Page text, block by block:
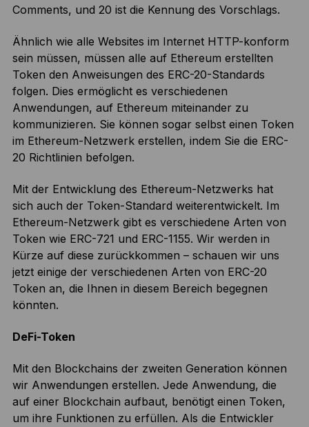
Comments, und 20 ist die Kennung des Vorschlags.
Ähnlich wie alle Websites im Internet HTTP-konform
sein müssen, müssen alle auf Ethereum erstellten
Token den Anweisungen des ERC-20-Standards
folgen. Dies ermöglicht es verschiedenen
Anwendungen, auf Ethereum miteinander zu
kommunizieren. Sie können sogar selbst einen Token
im Ethereum-Netzwerk erstellen, indem Sie die ERC-
20 Richtlinien befolgen.
Mit der Entwicklung des Ethereum-Netzwerks hat
sich auch der Token-Standard weiterentwickelt. Im
Ethereum-Netzwerk gibt es verschiedene Arten von
Token wie ERC-721 und ERC-1155. Wir werden in
Kürze auf diese zurückkommen – schauen wir uns
jetzt einige der verschiedenen Arten von ERC-20
Token an, die Ihnen in diesem Bereich begegnen
könnten.
DeFi-Token
Mit den Blockchains der zweiten Generation können
wir Anwendungen erstellen. Jede Anwendung, die
auf einer Blockchain aufbaut, benötigt einen Token,
um ihre Funktionen zu erfüllen. Als die Entwickler